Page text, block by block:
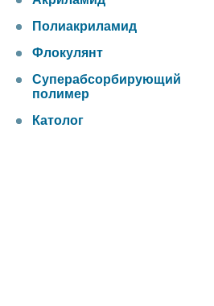
Полиакриламид
Флокулянт
Суперабсорбирующий
полимер
Католог